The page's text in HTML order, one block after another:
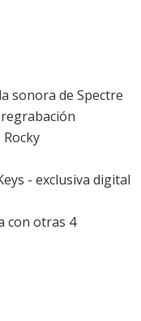
sonora de Spectre
- exclusiva digital
con otras 4